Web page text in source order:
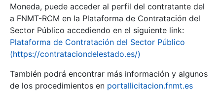
Moneda, puede acceder al perfil del contratante del
a FNMT-RCM en la Plataforma de Contratación del
Sector Público accediendo en el siguiente link:
Plataforma de Contratación del Sector Público
(https://contrataciondelestado.es/)
También podrá encontrar más información y algunos
de los procedimientos en portallicitacion.fnmt.es